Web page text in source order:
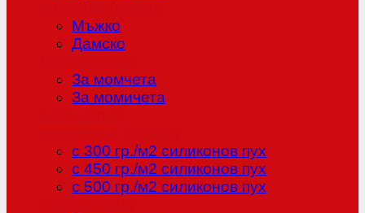
Мъжко
Дамско
За момчета
За момичета
с 300 гр./м2 силиконов пух
с 450 гр./м2 силиконов пух
с 500 гр./м2 силиконов пух